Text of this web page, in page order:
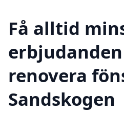
Få alltid
renovera
Sandskogen